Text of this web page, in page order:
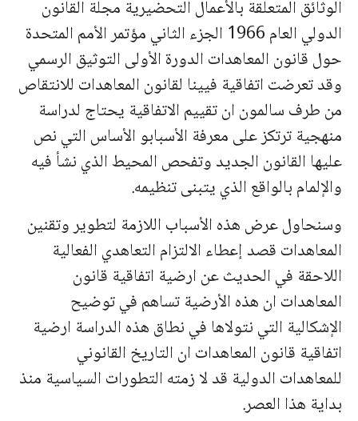
الوثائق المتعلقة بالأعمال التحضيرية مجلة القانون
الدولي العام 1966 الجزء الثاني مؤتمر الأمم المتحدة
حول قانون المعاهدات الدورة الأولى التوثيق الرسمي
وقد تعرضت اتفاقية فيينا لقانون المعاهدات للانتقاص
من طرف سالمون ان تقييم الاتفاقية يحتاج لدراسة
منهجية ترتكز على معرفة الأسبابو الأساس التي نص
عليها القانون الجديد وتفحص المحيط الذي نشأ فيه
والإلمام بالواقع الذي يتبنى تنظيمه.
وسنحاول عرض هذه الأسباب اللازمة لتطوير وتقنين
المعاهدات قصد إعطاء الالتزام التعاهدي الفعالية
اللاحقة في الحديث عن ارضية اتفاقية قانون
المعاهدات ان هذه الأرضية تساهم في توضيح
الإشكالية التي نتولاها في نطاق هذه الدراسة ارضية
اتفاقية قانون المعاهدات ان التاريخ القانوني
للمعاهدات الدولية قد لا زمته التطورات السياسية منذ
بداية هذا العصر.